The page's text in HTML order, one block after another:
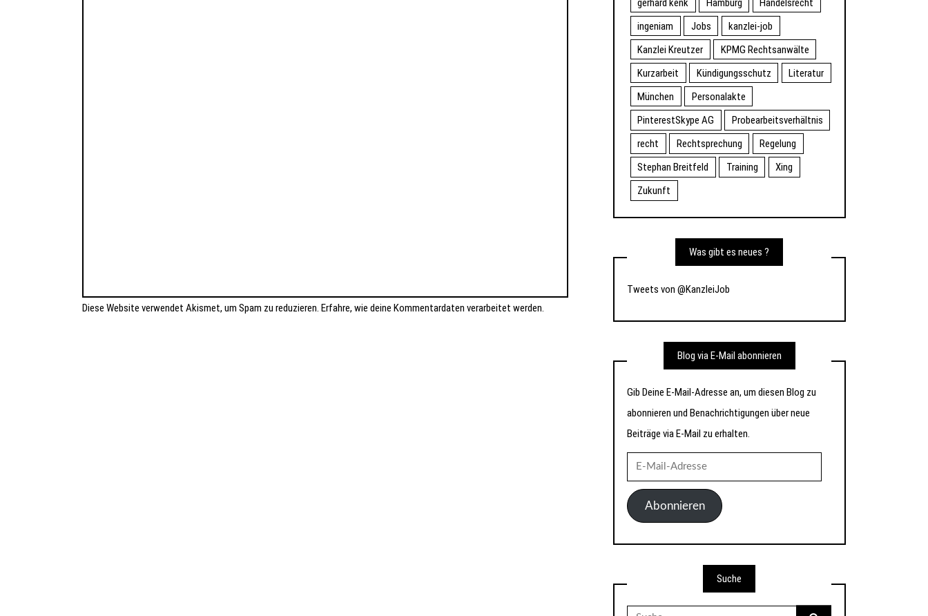
Diese Website verwendet Akismet, um Spam zu reduzieren. Erfahre, wie deine Kommentardaten verarbeitet werden.
ingeniam
Jobs
kanzlei-job
Kanzlei Kreutzer
KPMG Rechtsanwälte
Kurzarbeit
Kündigungsschutz
Literatur
München
Personalakte
PinterestSkype AG
Probearbeitsverhältnis
recht
Rechtsprechung
Regelung
Stephan Breitfeld
Training
Xing
Zukunft
Was gibt es neues ?
Tweets von @KanzleiJob
Blog via E-Mail abonnieren
Gib Deine E-Mail-Adresse an, um diesen Blog zu
abonnieren und Benachrichtigungen über neue
Beiträge via E-Mail zu erhalten.
Mail-
AdresseAbonnieren
Suche
Suche